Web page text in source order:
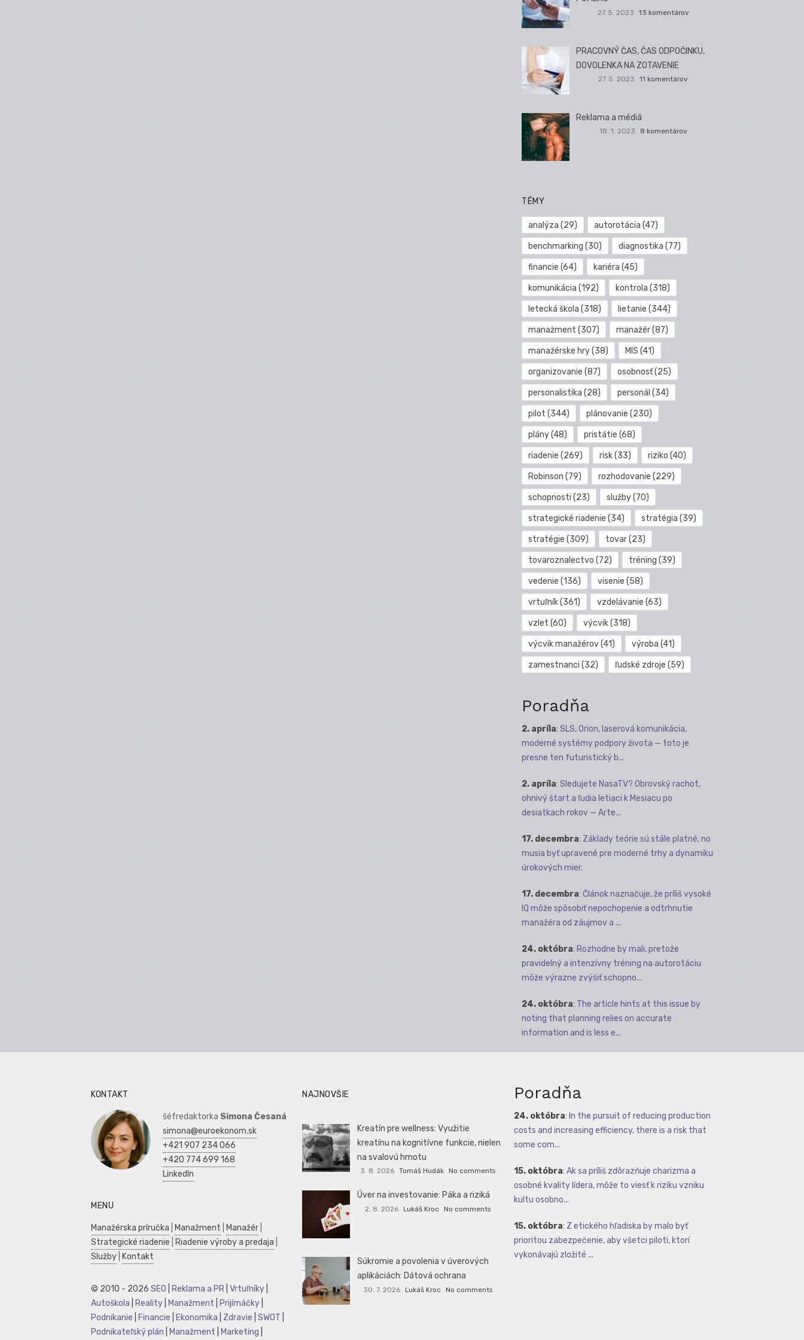
27. 5. 2023 13 komentárov
PRACOVNÝ ČAS, ČAS ODPOČINKU,
DOVOLENKA NA ZOTAVENIE
27. 5. 2023 11 komentárov
Reklama a médiá
18. 1. 2023 8 komentárov
TÉMY
analýza (29) autorotácia (47)
benchmarking (30) diagnostika (77)
financie (64) kariéra (45)
komunikácia (192) kontrola (318)
letecká škola (318) lietanie (344)
manažment (307) manažér(87)
manažérske hry(38) MIS (41)
organizovanie (87) osobnosť(25)
personalistika (28) personál (34)
pilot (344) plánovanie (230)
plány(48) pristátie (68)
riadenie (269) risk(33) riziko (40)
Robinson (79) rozhodovanie (229)
schopnosti (23) služby(70)
strategické riadenie (34) stratégia (39)
stratégie (309) tovar(23)
tovaroznalectvo (72) tréning (39)
vedenie (136) visenie (58)
vrtuľník(361) vzdelávanie (63)
vzlet (60) výcvik(318)
výcvik manažérov(41) výroba (41)
zamestnanci (32) ľudské zdroje (59)
Poradňa
2. apríla: SLS, Orion, laserová komunikácia,
moderné systémy podpory života — toto je
presne ten futuristický b...
2. apríla: Sledujete NasaTV? Obrovský rachot,
ohnivý štart a ľudia letiaci k Mesiacu po
desiatkach rokov — Arte...
17. decembra: Základy teórie sú stále platné, no
musia byť upravené pre moderné trhy a dynamiku
úrokových mier.
17. decembra: Článok naznačuje, že príliš vysoké
IQ môže spôsobiť nepochopenie a odtrhnutie
manažéra od záujmov a ...
24. októbra: Rozhodne by mali, pretože
pravidelný a intenzívny tréning na autorotáciu
môže výrazne zvýšiť schopno...
24. októbra: The article hints at this issue by
noting that planning relies on accurate
information and is less e...
KONTAKT
šéfredaktorka Simona Česaná
simona@euroekonom.sk
+421 907 234 066
+420 774 699 168
LinkedIn
MENU
Manažérska príručka Manažment Manažér
Strategické riadenie
Riadenie výroby a predaja
Služby
Kontakt
© 2010 - 2026 SEO Reklama a PR Vrtuľníky
Autoškola
Reality Manažment Prijímáčky
Podnikanie
Financie Ekonomika Zdravie SWOT
Podnikateľský plán
Manažment Marketing
NAJNOVŠIE
Kreatín pre wellness: Využitie
kreatínu na kognitívne funkcie, nielen
na svalovú hmotu
3. 8. 2026 Tomáš Hudák No comments
Úver na investovanie: Páka a riziká
2. 8. 2026 Lukáš Kroc No comments
Súkromie a povolenia v úverových
aplikáciách: Dátová ochrana
30. 7. 2026 Lukáš Kroc No comments
Poradňa
24. októbra: In the pursuit of reducing production
costs and increasing efficiency, there is a risk that
some com...
15. októbra: Ak sa príliš zdôrazňuje charizma a
osobné kvality lídera, môže to viesť k riziku vzniku
kultu osobno...
15. októbra: Z etického hľadiska by malo byť
prioritou zabezpečenie, aby všetci piloti, ktorí
vykonávajú zložité ...